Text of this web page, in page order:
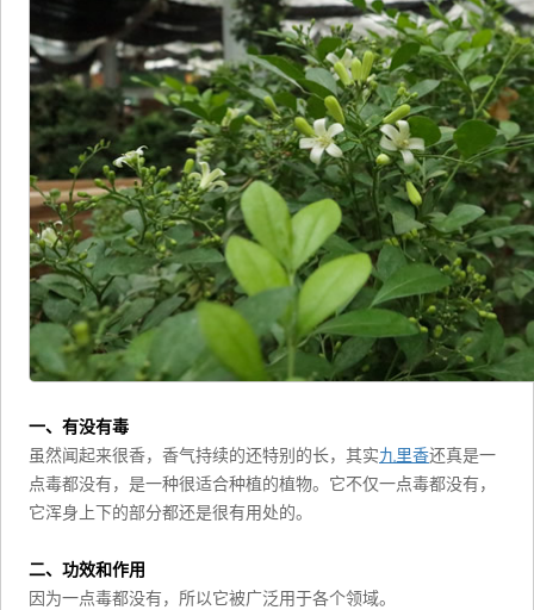
一、有没有毒
虽然闻起来很香，香气持续的还特别的长，其实九里香还真是一
点毒都没有，是一种很适合种植的植物。它不仅一点毒都没有，
它浑身上下的部分都还是很有用处的。
二、功效和作用
因为一点毒都没有，所以它被广泛用于各个领域。